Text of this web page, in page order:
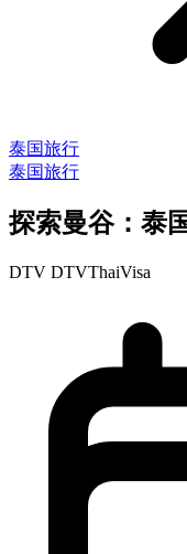
泰国旅行
泰国旅行
探索曼谷：泰
DTV DTVThaiVisa